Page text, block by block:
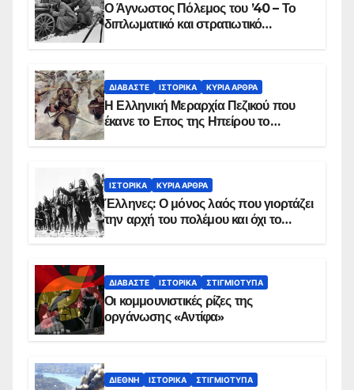
Ο Άγνωστος Πόλεμος του ’40 – Το
διπλωματικό και στρατιωτικό
ΔΙΑΒΆΣΤΕ ΙΣΤΟΡΙΚΆ ΚΥΡΙΑ ΑΡΘΡΑ
Η Ελληνική Μεραρχία Πεζικού που
έκανε το Επος της Ηπείρου το
ΙΣΤΟΡΙΚΆ ΚΥΡΙΑ ΑΡΘΡΑ
Έλληνες: Ο μόνος λαός που γιορτάζει
την αρχή του πολέμου και όχι το
ΔΙΑΒΆΣΤΕ ΙΣΤΟΡΙΚΆ ΣΤΙΓΜΙΌΤΥΠΑ
Οι κομμουνιστικές ρίζες της
οργάνωσης «Αντίφα»
ΔΙΕΘΝΉ ΙΣΤΟΡΙΚΆ ΣΤΙΓΜΙΌΤΥΠΑ